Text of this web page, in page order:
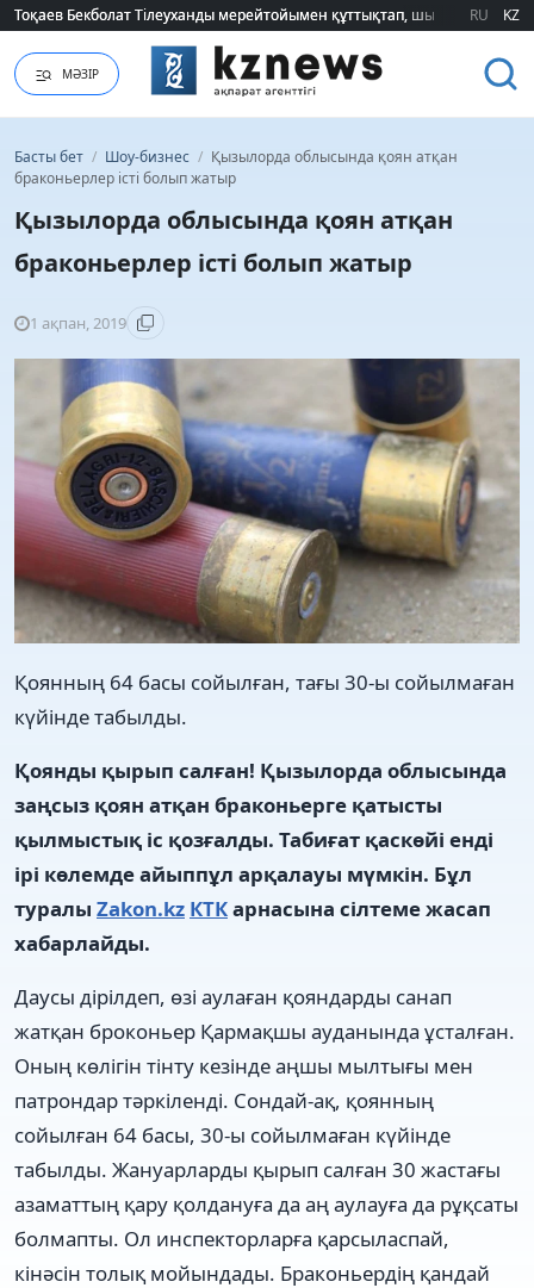
Тоқаев Бекболат Тілеуханды мерейтойымен құттықтап, шығармашылық
Тоқаев Бекболат Тілеуханды мерейтойымен құттықтап, шығармашылық
RU KZ
МӘЗІР
Басты бет / Шоу-бизнес / Қызылорда облысында қоян атқан
браконьерлер істі болып жатыр
Қызылорда облысында қоян атқан
браконьерлер істі болып жатыр
1 ақпан, 2019
Қоянның 64 басы сойылған, тағы 30-ы сойылмаған
күйінде табылды.
Қоянды қырып салған! Қызылорда облысында
заңсыз қоян атқан браконьерге қатысты
қылмыстық іс қозғалды. Табиғат қаскөйі енді
ірі көлемде айыппұл арқалауы мүмкін. Бұл
туралы Zakon.kz КТКарнасына сілтеме жасап
хабарлайды.
Даусы дірілдеп, өзі аулаған қояндарды санап
жатқан броконьер Қармақшы ауданында ұсталған.
Оның көлігін тінту кезінде аңшы мылтығы мен
патрондар тәркіленді. Сондай-ақ, қоянның
сойылған 64 басы, 30-ы сойылмаған күйінде
табылды. Жануарларды қырып салған 30 жастағы
азаматтың қару қолдануға да аң аулауға да рұқсаты
болмапты. Ол инспекторларға қарсыласпай,
кінәсін толық мойындады. Браконьердің қандай